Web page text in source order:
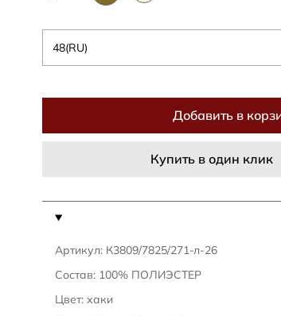
48(RU)
Добавить в
Купить в один клик
Артикул: К3809/7825/271-л-26
Состав: 100% ПОЛИЭСТЕР
Цвет: хаки